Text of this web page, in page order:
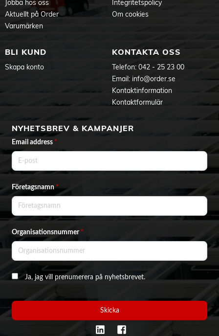
Jobba hos oss
Aktuellt på Order
Varumärken
Integritetspolicy
Om cookies
BLI KUND
Skapa konto
KONTAKTA OSS
Telefon: 042 - 25 23 00
Email: info@order.se
Kontaktinformation
Kontaktformulär
NYHETSBREV & KAMPANJER
Email address *
Företagsnamn*
Organisationsnummer *
Ja, jag vill prenumerera på nyhetsbrevet.
Skicka